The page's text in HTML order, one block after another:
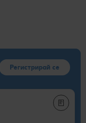
Регистрирай се